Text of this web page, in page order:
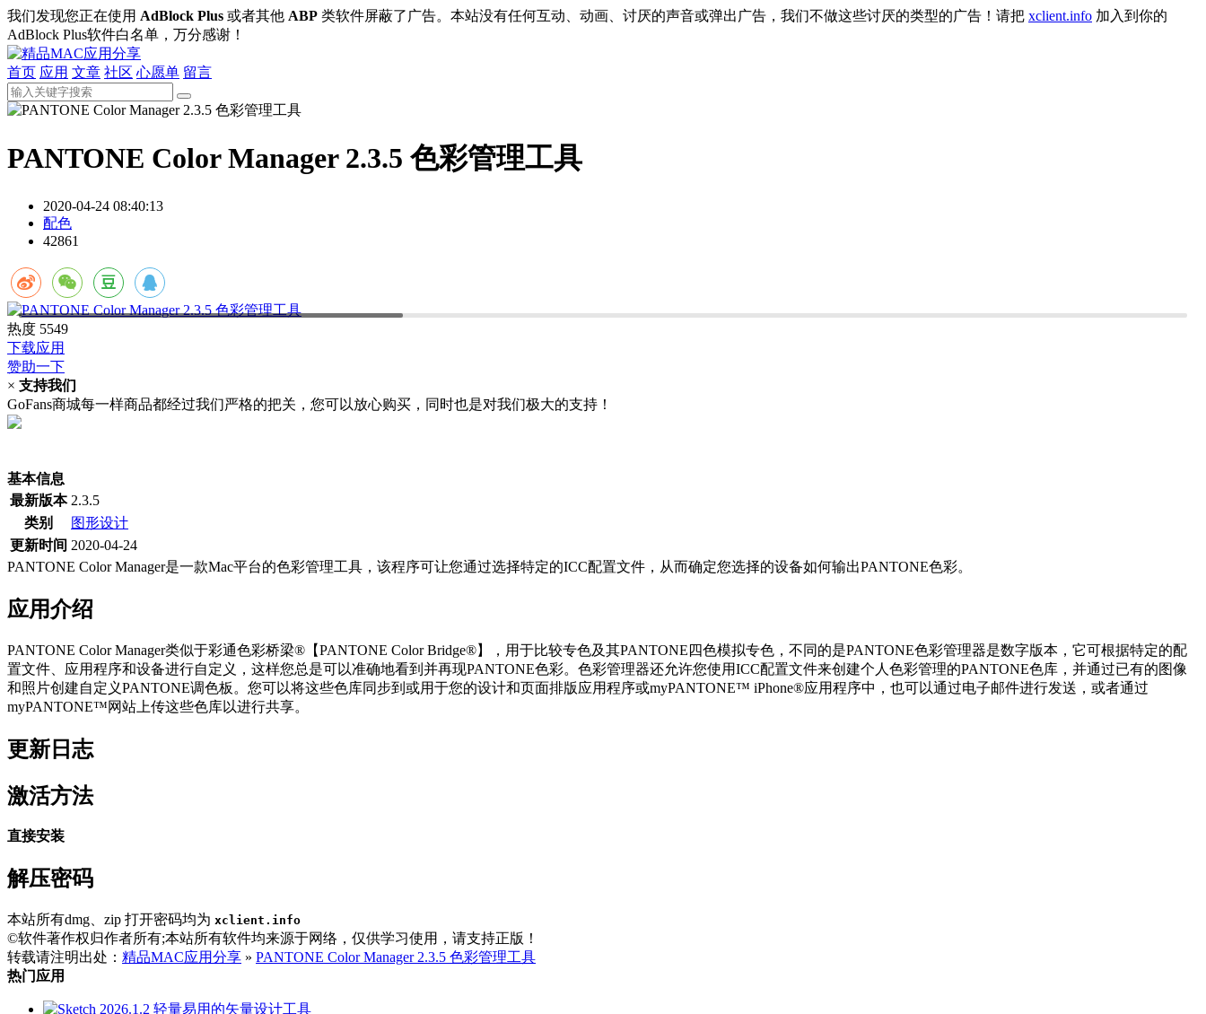
我们发现您正在使用 AdBlock Plus 或者其他 ABP 类软件屏蔽了广告。本站没有任何互动、动画、讨厌的声音或弹出广告，我们不做这些讨厌的类型的广告！请把 xclient.info 加入到你的
AdBlock Plus软件白名单，万分感谢！
首页 应用 文章 社区 心愿单 留言
PANTONE Color Manager 2.3.5 色彩管理工具
2020-04-24 08:40:13
配色
42861
热度 5549
下载应用
赞助一下
× 支持我们
GoFans商城每一样商品都经过我们严格的把关，您可以放心购买，同时也是对我们极大的支持！
基本信息
最新版本 2.3.5
类别
图形设计
更新时间 2020-04-24
PANTONE Color Manager是一款Mac平台的色彩管理工具，该程序可让您通过选择特定的ICC配置文件，从而确定您选择的设备如何输出PANTONE色彩。
应用介绍
PANTONE Color Manager类似于彩通色彩桥梁®【PANTONE Color Bridge®】，用于比较专色及其PANTONE四色模拟专色，不同的是PANTONE色彩管理器是数字版本，它可根据特定的配
置文件、应用程序和设备进行自定义，这样您总是可以准确地看到并再现PANTONE色彩。色彩管理器还允许您使用ICC配置文件来创建个人色彩管理的PANTONE色库，并通过已有的图像
和照片创建自定义PANTONE调色板。您可以将这些色库同步到或用于您的设计和页面排版应用程序或myPANTONE™ iPhone®应用程序中，也可以通过电子邮件进行发送，或者通过
myPANTONE™网站上传这些色库以进行共享。
更新日志
激活方法
直接安装
解压密码
本站所有dmg、zip 打开密码均为 xclient.info
©软件著作权归作者所有;本站所有软件均来源于网络，仅供学习使用，请支持正版！
转载请注明出处： 精品MAC应用分享 » PANTONE Color Manager 2.3.5 色彩管理工具
热门应用